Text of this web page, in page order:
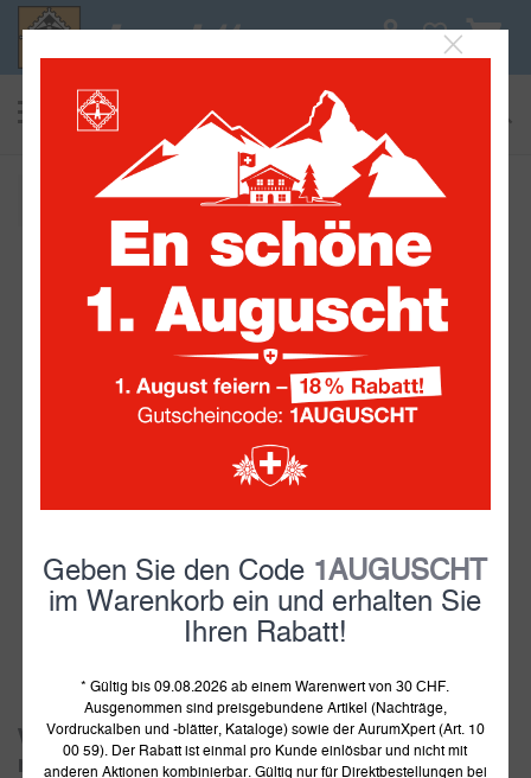
Alle Sammelwelten
1
2
Volterra Münzetui für eine Münze bis 41
mm Ø
Geben Sie den Code 1AUGUSCHT
im Warenkorb ein und erhalten Sie
Ihren Rabatt!
* Gültig bis 09.08.2026 ab einem Warenwert von 30 CHF.
Ausgenommen sind preisgebundene Artikel (Nachträge,
Vordruckalben und -blätter, Kataloge) sowie der AurumXpert (Art. 10
00 59). Der Rabatt ist einmal pro Kunde einlösbar und nicht mit
anderen Aktionen kombinierbar. Gültig nur für Direktbestellungen bei